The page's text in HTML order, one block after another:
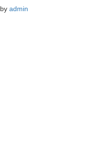
by admin